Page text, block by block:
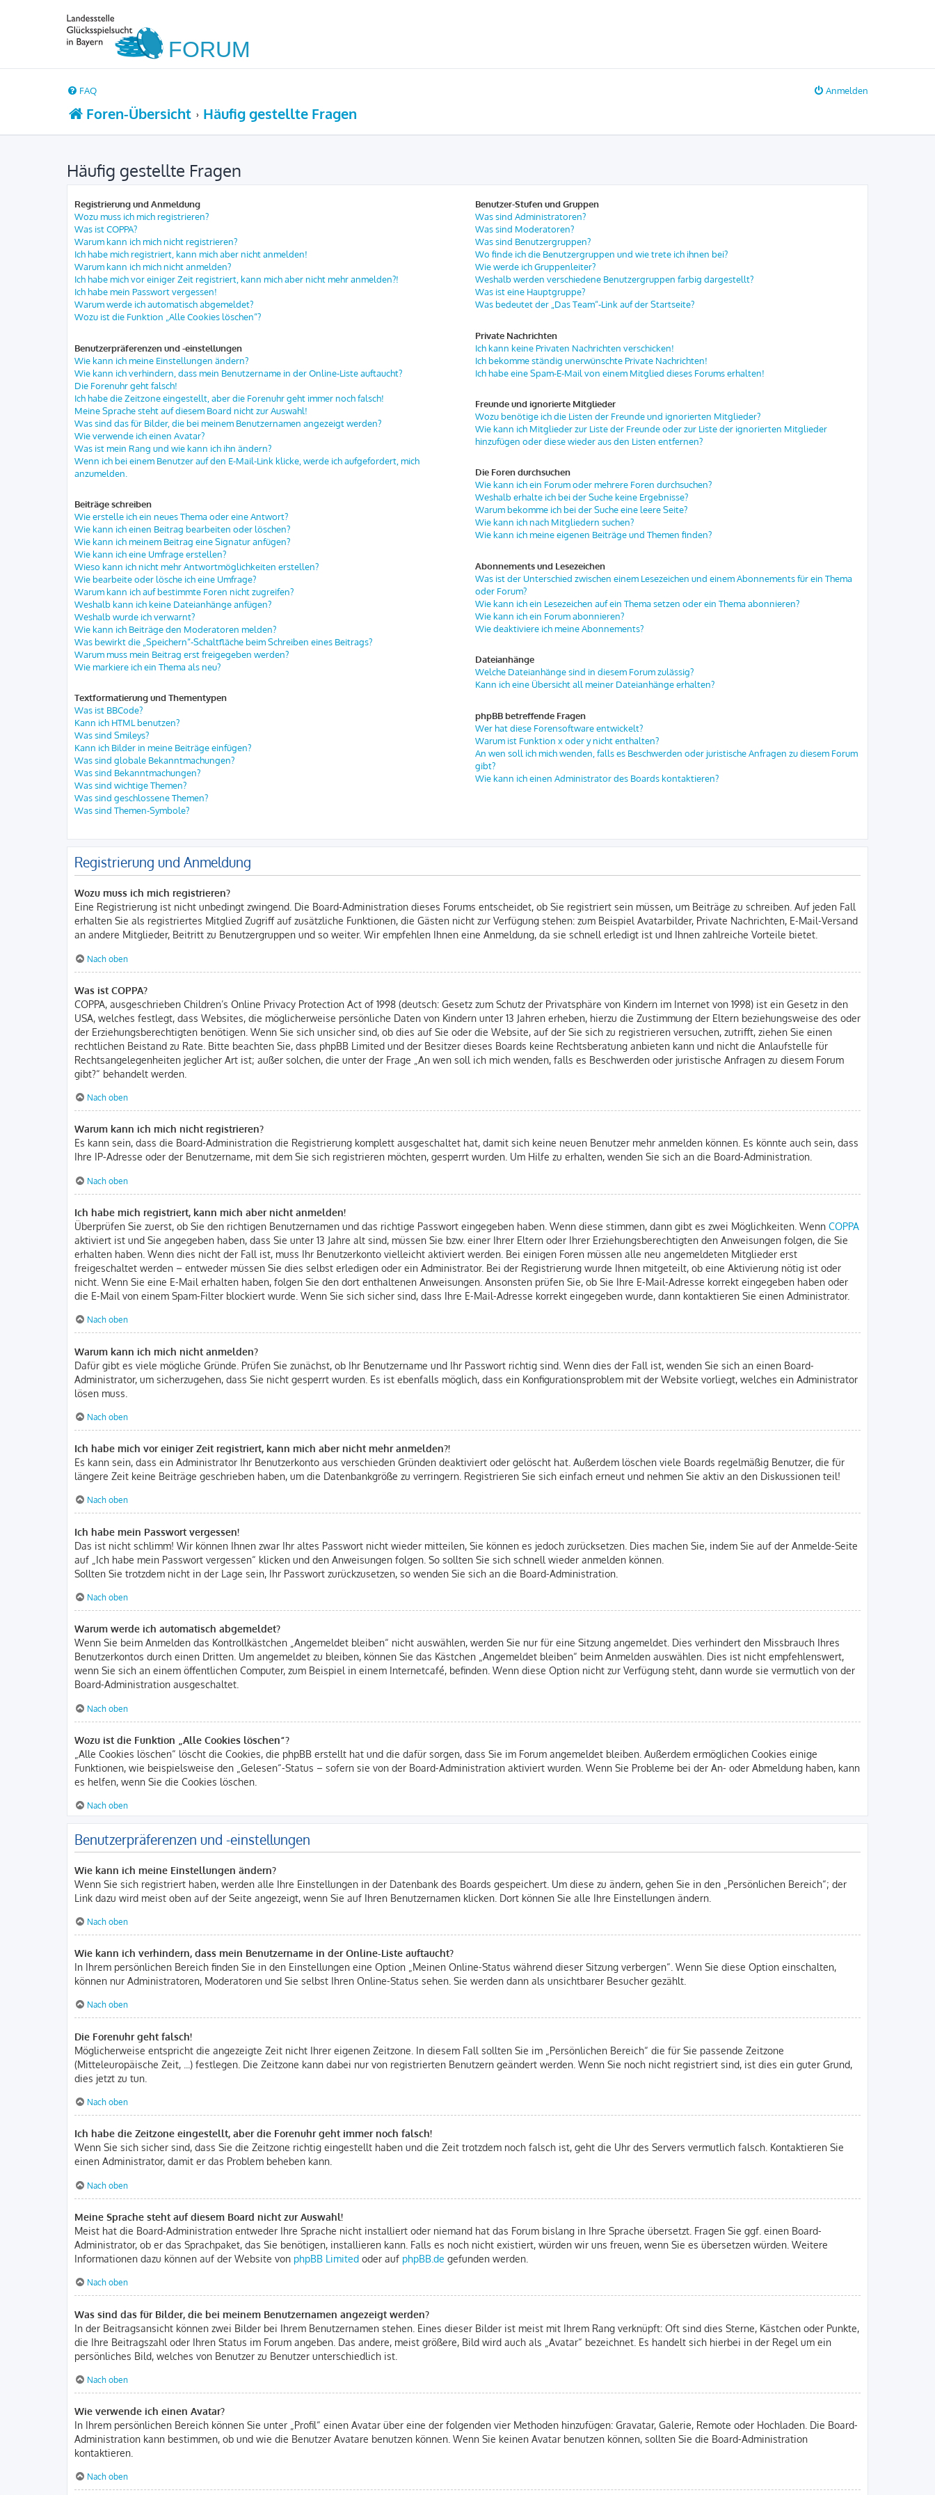
FAQ Anmelden
Foren-Übersicht Häufig gestellte Fragen
Häufig gestellte Fragen
Registrierung und Anmeldung
Wozu muss ich mich registrieren?
Was ist COPPA?
Warum kann ich mich nicht registrieren?
Ich habe mich registriert, kann mich aber nicht anmelden!
Warum kann ich mich nicht anmelden?
Ich habe mich vor einiger Zeit registriert, kann mich aber nicht mehr anmelden?!
Ich habe mein Passwort vergessen!
Warum werde ich automatisch abgemeldet?
Wozu ist die Funktion „Alle Cookies löschen“?
Benutzerpräferenzen und -einstellungen
Wie kann ich meine Einstellungen ändern?
Wie kann ich verhindern, dass mein Benutzername in der Online-Liste auftaucht?
Die Forenuhr geht falsch!
Ich habe die Zeitzone eingestellt, aber die Forenuhr geht immer noch falsch!
Meine Sprache steht auf diesem Board nicht zur Auswahl!
Was sind das für Bilder, die bei meinem Benutzernamen angezeigt werden?
Wie verwende ich einen Avatar?
Was ist mein Rang und wie kann ich ihn ändern?
Wenn ich bei einem Benutzer auf den E-Mail-Link klicke, werde ich aufgefordert, mich
anzumelden.
Beiträge schreiben
Wie erstelle ich ein neues Thema oder eine Antwort?
Wie kann ich einen Beitrag bearbeiten oder löschen?
Wie kann ich meinem Beitrag eine Signatur anfügen?
Wie kann ich eine Umfrage erstellen?
Wieso kann ich nicht mehr Antwortmöglichkeiten erstellen?
Wie bearbeite oder lösche ich eine Umfrage?
Warum kann ich auf bestimmte Foren nicht zugreifen?
Weshalb kann ich keine Dateianhänge anfügen?
Weshalb wurde ich verwarnt?
Wie kann ich Beiträge den Moderatoren melden?
Was bewirkt die „Speichern“-Schaltfläche beim Schreiben eines Beitrags?
Warum muss mein Beitrag erst freigegeben werden?
Wie markiere ich ein Thema als neu?
Textformatierung und Thementypen
Was ist BBCode?
Kann ich HTML benutzen?
Was sind Smileys?
Kann ich Bilder in meine Beiträge einfügen?
Was sind globale Bekanntmachungen?
Was sind Bekanntmachungen?
Was sind wichtige Themen?
Was sind geschlossene Themen?
Was sind Themen-Symbole?
Benutzer-Stufen und Gruppen
Was sind Administratoren?
Was sind Moderatoren?
Was sind Benutzergruppen?
Wo finde ich die Benutzergruppen und wie trete ich ihnen bei?
Wie werde ich Gruppenleiter?
Weshalb werden verschiedene Benutzergruppen farbig dargestellt?
Was ist eine Hauptgruppe?
Was bedeutet der „Das Team“-Link auf der Startseite?
Private Nachrichten
Ich kann keine Privaten Nachrichten verschicken!
Ich bekomme ständig unerwünschte Private Nachrichten!
Ich habe eine Spam-E-Mail von einem Mitglied dieses Forums erhalten!
Freunde und ignorierte Mitglieder
Wozu benötige ich die Listen der Freunde und ignorierten Mitglieder?
Wie kann ich Mitglieder zur Liste der Freunde oder zur Liste der ignorierten Mitglieder
hinzufügen oder diese wieder aus den Listen entfernen?
Die Foren durchsuchen
Wie kann ich ein Forum oder mehrere Foren durchsuchen?
Weshalb erhalte ich bei der Suche keine Ergebnisse?
Warum bekomme ich bei der Suche eine leere Seite?
Wie kann ich nach Mitgliedern suchen?
Wie kann ich meine eigenen Beiträge und Themen finden?
Abonnements und Lesezeichen
Was ist der Unterschied zwischen einem Lesezeichen und einem Abonnements für ein Thema
oder Forum?
Wie kann ich ein Lesezeichen auf ein Thema setzen oder ein Thema abonnieren?
Wie kann ich ein Forum abonnieren?
Wie deaktiviere ich meine Abonnements?
Dateianhänge
Welche Dateianhänge sind in diesem Forum zulässig?
Kann ich eine Übersicht all meiner Dateianhänge erhalten?
phpBB betreffende Fragen
Wer hat diese Forensoftware entwickelt?
Warum ist Funktion x oder y nicht enthalten?
An wen soll ich mich wenden, falls es Beschwerden oder juristische Anfragen zu diesem Forum
gibt?
Wie kann ich einen Administrator des Boards kontaktieren?
Registrierung und Anmeldung
Wozu muss ich mich registrieren?
Eine Registrierung ist nicht unbedingt zwingend. Die Board-Administration dieses Forums entscheidet, ob Sie registriert sein müssen, um Beiträge zu schreiben. Auf jeden Fall
erhalten Sie als registriertes Mitglied Zugriff auf zusätzliche Funktionen, die Gästen nicht zur Verfügung stehen: zum Beispiel Avatarbilder, Private Nachrichten, E-Mail-Versand
an andere Mitglieder, Beitritt zu Benutzergruppen und so weiter. Wir empfehlen Ihnen eine Anmeldung, da sie schnell erledigt ist und Ihnen zahlreiche Vorteile bietet.
Nach oben
Was ist COPPA?
COPPA, ausgeschrieben Children’s Online Privacy Protection Act of 1998 (deutsch: Gesetz zum Schutz der Privatsphäre von Kindern im Internet von 1998) ist ein Gesetz in den
USA, welches festlegt, dass Websites, die möglicherweise persönliche Daten von Kindern unter 13 Jahren erheben, hierzu die Zustimmung der Eltern beziehungsweise des oder
der Erziehungsberechtigten benötigen. Wenn Sie sich unsicher sind, ob dies auf Sie oder die Website, auf der Sie sich zu registrieren versuchen, zutrifft, ziehen Sie einen
rechtlichen Beistand zu Rate. Bitte beachten Sie, dass phpBB Limited und der Besitzer dieses Boards keine Rechtsberatung anbieten kann und nicht die Anlaufstelle für
Rechtsangelegenheiten jeglicher Art ist; außer solchen, die unter der Frage „An wen soll ich mich wenden, falls es Beschwerden oder juristische Anfragen zu diesem Forum
gibt?“ behandelt werden.
Nach oben
Warum kann ich mich nicht registrieren?
Es kann sein, dass die Board-Administration die Registrierung komplett ausgeschaltet hat, damit sich keine neuen Benutzer mehr anmelden können. Es könnte auch sein, dass
Ihre IP-Adresse oder der Benutzername, mit dem Sie sich registrieren möchten, gesperrt wurden. Um Hilfe zu erhalten, wenden Sie sich an die Board-Administration.
Nach oben
Ich habe mich registriert, kann mich aber nicht anmelden!
Überprüfen Sie zuerst, ob Sie den richtigen Benutzernamen und das richtige Passwort eingegeben haben. Wenn diese stimmen, dann gibt es zwei Möglichkeiten. Wenn COPPA
aktiviert ist und Sie angegeben haben, dass Sie unter 13 Jahre alt sind, müssen Sie bzw. einer Ihrer Eltern oder Ihrer Erziehungsberechtigten den Anweisungen folgen, die Sie
erhalten haben. Wenn dies nicht der Fall ist, muss Ihr Benutzerkonto vielleicht aktiviert werden. Bei einigen Foren müssen alle neu angemeldeten Mitglieder erst
freigeschaltet werden – entweder müssen Sie dies selbst erledigen oder ein Administrator. Bei der Registrierung wurde Ihnen mitgeteilt, ob eine Aktivierung nötig ist oder
nicht. Wenn Sie eine E-Mail erhalten haben, folgen Sie den dort enthaltenen Anweisungen. Ansonsten prüfen Sie, ob Sie Ihre E-Mail-Adresse korrekt eingegeben haben oder
die E-Mail von einem Spam-Filter blockiert wurde. Wenn Sie sich sicher sind, dass Ihre E-Mail-Adresse korrekt eingegeben wurde, dann kontaktieren Sie einen Administrator.
Nach oben
Warum kann ich mich nicht anmelden?
Dafür gibt es viele mögliche Gründe. Prüfen Sie zunächst, ob Ihr Benutzername und Ihr Passwort richtig sind. Wenn dies der Fall ist, wenden Sie sich an einen Board-
Administrator, um sicherzugehen, dass Sie nicht gesperrt wurden. Es ist ebenfalls möglich, dass ein Konfigurationsproblem mit der Website vorliegt, welches ein Administrator
lösen muss.
Nach oben
Ich habe mich vor einiger Zeit registriert, kann mich aber nicht mehr anmelden?!
Es kann sein, dass ein Administrator Ihr Benutzerkonto aus verschieden Gründen deaktiviert oder gelöscht hat. Außerdem löschen viele Boards regelmäßig Benutzer, die für
längere Zeit keine Beiträge geschrieben haben, um die Datenbankgröße zu verringern. Registrieren Sie sich einfach erneut und nehmen Sie aktiv an den Diskussionen teil!
Nach oben
Ich habe mein Passwort vergessen!
Das ist nicht schlimm! Wir können Ihnen zwar Ihr altes Passwort nicht wieder mitteilen, Sie können es jedoch zurücksetzen. Dies machen Sie, indem Sie auf der Anmelde-Seite
auf „Ich habe mein Passwort vergessen“ klicken und den Anweisungen folgen. So sollten Sie sich schnell wieder anmelden können.
Sollten Sie trotzdem nicht in der Lage sein, Ihr Passwort zurückzusetzen, so wenden Sie sich an die Board-Administration.
Nach oben
Warum werde ich automatisch abgemeldet?
Wenn Sie beim Anmelden das Kontrollkästchen „Angemeldet bleiben“ nicht auswählen, werden Sie nur für eine Sitzung angemeldet. Dies verhindert den Missbrauch Ihres
Benutzerkontos durch einen Dritten. Um angemeldet zu bleiben, können Sie das Kästchen „Angemeldet bleiben“ beim Anmelden auswählen. Dies ist nicht empfehlenswert,
wenn Sie sich an einem öffentlichen Computer, zum Beispiel in einem Internetcafé, befinden. Wenn diese Option nicht zur Verfügung steht, dann wurde sie vermutlich von der
Board-Administration ausgeschaltet.
Nach oben
Wozu ist die Funktion „Alle Cookies löschen“?
„Alle Cookies löschen“ löscht die Cookies, die phpBB erstellt hat und die dafür sorgen, dass Sie im Forum angemeldet bleiben. Außerdem ermöglichen Cookies einige
Funktionen, wie beispielsweise den „Gelesen“-Status – sofern sie von der Board-Administration aktiviert wurden. Wenn Sie Probleme bei der An- oder Abmeldung haben, kann
es helfen, wenn Sie die Cookies löschen.
Nach oben
Benutzerpräferenzen und -einstellungen
Wie kann ich meine Einstellungen ändern?
Wenn Sie sich registriert haben, werden alle Ihre Einstellungen in der Datenbank des Boards gespeichert. Um diese zu ändern, gehen Sie in den „Persönlichen Bereich“; der
Link dazu wird meist oben auf der Seite angezeigt, wenn Sie auf Ihren Benutzernamen klicken. Dort können Sie alle Ihre Einstellungen ändern.
Nach oben
Wie kann ich verhindern, dass mein Benutzername in der Online-Liste auftaucht?
In Ihrem persönlichen Bereich finden Sie in den Einstellungen eine Option „Meinen Online-Status während dieser Sitzung verbergen“. Wenn Sie diese Option einschalten,
können nur Administratoren, Moderatoren und Sie selbst Ihren Online-Status sehen. Sie werden dann als unsichtbarer Besucher gezählt.
Nach oben
Die Forenuhr geht falsch!
Möglicherweise entspricht die angezeigte Zeit nicht Ihrer eigenen Zeitzone. In diesem Fall sollten Sie im „Persönlichen Bereich“ die für Sie passende Zeitzone
(Mitteleuropäische Zeit, ...) festlegen. Die Zeitzone kann dabei nur von registrierten Benutzern geändert werden. Wenn Sie noch nicht registriert sind, ist dies ein guter Grund,
dies jetzt zu tun.
Nach oben
Ich habe die Zeitzone eingestellt, aber die Forenuhr geht immer noch falsch!
Wenn Sie sich sicher sind, dass Sie die Zeitzone richtig eingestellt haben und die Zeit trotzdem noch falsch ist, geht die Uhr des Servers vermutlich falsch. Kontaktieren Sie
einen Administrator, damit er das Problem beheben kann.
Nach oben
Meine Sprache steht auf diesem Board nicht zur Auswahl!
Meist hat die Board-Administration entweder Ihre Sprache nicht installiert oder niemand hat das Forum bislang in Ihre Sprache übersetzt. Fragen Sie ggf. einen Board-
Administrator, ob er das Sprachpaket, das Sie benötigen, installieren kann. Falls es noch nicht existiert, würden wir uns freuen, wenn Sie es übersetzen würden. Weitere
Informationen dazu können auf der Website von phpBB Limited oder auf phpBB.de gefunden werden.
Nach oben
Was sind das für Bilder, die bei meinem Benutzernamen angezeigt werden?
In der Beitragsansicht können zwei Bilder bei Ihrem Benutzernamen stehen. Eines dieser Bilder ist meist mit Ihrem Rang verknüpft: Oft sind dies Sterne, Kästchen oder Punkte,
die Ihre Beitragszahl oder Ihren Status im Forum angeben. Das andere, meist größere, Bild wird auch als „Avatar“ bezeichnet. Es handelt sich hierbei in der Regel um ein
persönliches Bild, welches von Benutzer zu Benutzer unterschiedlich ist.
Nach oben
Wie verwende ich einen Avatar?
In Ihrem persönlichen Bereich können Sie unter „Profil“ einen Avatar über eine der folgenden vier Methoden hinzufügen: Gravatar, Galerie, Remote oder Hochladen. Die Board-
Administration kann bestimmen, ob und wie die Benutzer Avatare benutzen können. Wenn Sie keinen Avatar benutzen können, sollten Sie die Board-Administration
kontaktieren.
Nach oben